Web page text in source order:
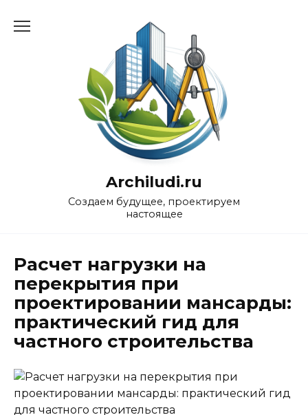
Archiludi.ru
Создаем будущее, проектируем
настоящее
Расчет нагрузки на
перекрытия при
проектировании мансарды:
практический гид для
частного строительства